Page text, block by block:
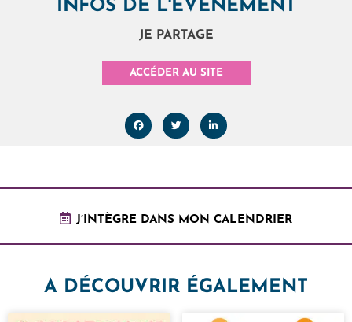
INFOS DE L'ÉVÉNEMENT
JE PARTAGE
ACCÉDER AU SITE
J’INTÈGRE DANS MON CALENDRIER
A DÉCOUVRIR ÉGALEMENT